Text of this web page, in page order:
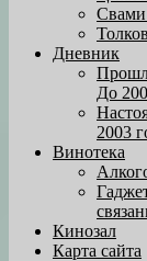
Свами
Дневник
До
2003
Винотека
Кинозал
Карта сайта